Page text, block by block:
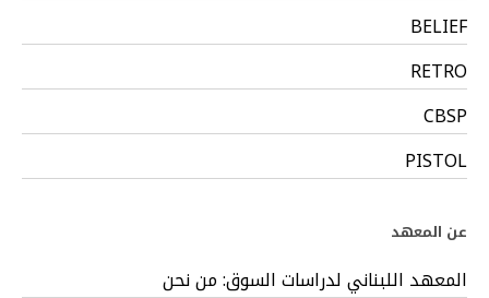
BELIEF
RETRO
CBSP
PISTOL
عن المعهد
المعهد اللبناني لدراسات السوق: من نحن